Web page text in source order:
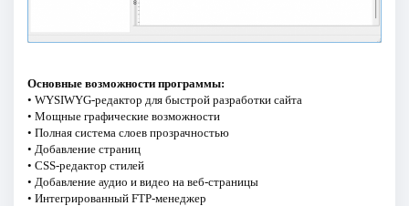
Основные возможности программы:
• WYSIWYG-редактор для быстрой разработки сайта
• Мощные графические возможности
• Полная система слоев прозрачностью
• Добавление страниц
• CSS-редактор стилей
• Добавление аудио и видео на веб-страницы
• Интегрированный FTP-менеджер